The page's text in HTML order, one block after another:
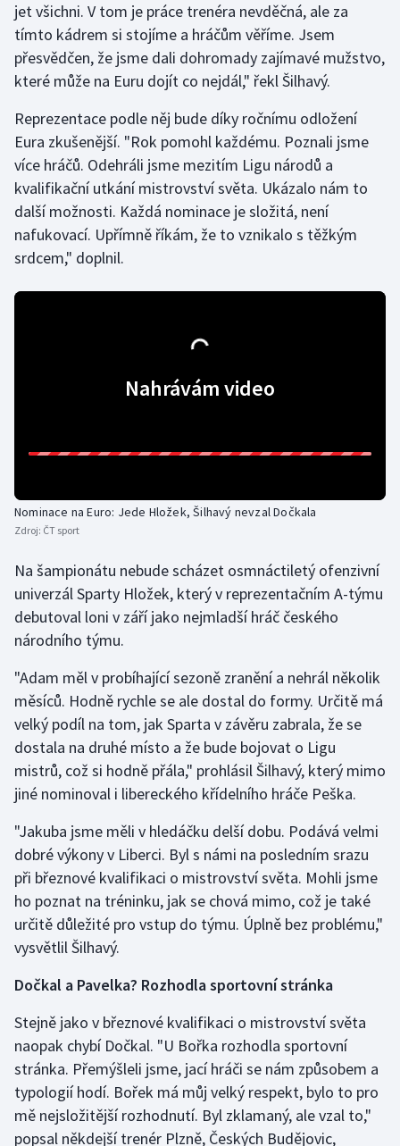
Házená
Jezdectví
Judo
Krasobruslení
Lezení
Lyže a snowboard
Moderní pětiboj
Plavání
Plážový volejbal
Rychlobruslení
Rychlostní kanoistika
Short track
Sportovní střelba
Stolní tenis
Triatlon
Veslování
Vodní slalom
Volejbal
jet všichni. V tom je práce trenéra nevděčná, ale za
tímto kádrem si stojíme a hráčům věříme. Jsem
přesvědčen, že jsme dali dohromady zajímavé mužstvo,
které může na Euru dojít co nejdál," řekl Šilhavý.
Reprezentace podle něj bude díky ročnímu odložení
Eura zkušenější. "Rok pomohl každému. Poznali jsme
více hráčů. Odehráli jsme mezitím Ligu národů a
kvalifikační utkání mistrovství světa. Ukázalo nám to
další možnosti. Každá nominace je složitá, není
nafukovací. Upřímně říkám, že to vznikalo s těžkým
srdcem," doplnil.
Nahrávám video
Nominace na Euro: Jede Hložek, Šilhavý nevzal Dočkala
Zdroj: ČT sport
Na šampionátu nebude scházet osmnáctiletý ofenzivní
univerzál Sparty Hložek, který v reprezentačním A-týmu
debutoval loni v září jako nejmladší hráč českého
národního týmu.
"Adam měl v probíhající sezoně zranění a nehrál několik
měsíců. Hodně rychle se ale dostal do formy. Určitě má
velký podíl na tom, jak Sparta v závěru zabrala, že se
dostala na druhé místo a že bude bojovat o Ligu
mistrů, což si hodně přála," prohlásil Šilhavý, který mimo
jiné nominoval i libereckého křídelního hráče Peška.
"Jakuba jsme měli v hledáčku delší dobu. Podává velmi
dobré výkony v Liberci. Byl s námi na posledním srazu
při březnové kvalifikaci o mistrovství světa. Mohli jsme
ho poznat na tréninku, jak se chová mimo, což je také
určitě důležité pro vstup do týmu. Úplně bez problému,"
vysvětlil Šilhavý.
Dočkal a Pavelka? Rozhodla sportovní stránka
Stejně jako v březnové kvalifikaci o mistrovství světa
naopak chybí Dočkal. "U Bořka rozhodla sportovní
stránka. Přemýšleli jsme, jací hráči se nám způsobem a
typologií hodí. Bořek má můj velký respekt, bylo to pro
mě nejsložitější rozhodnutí. Byl zklamaný, ale vzal to,"
popsal někdejší trenér Plzně, Českých Budějovic,